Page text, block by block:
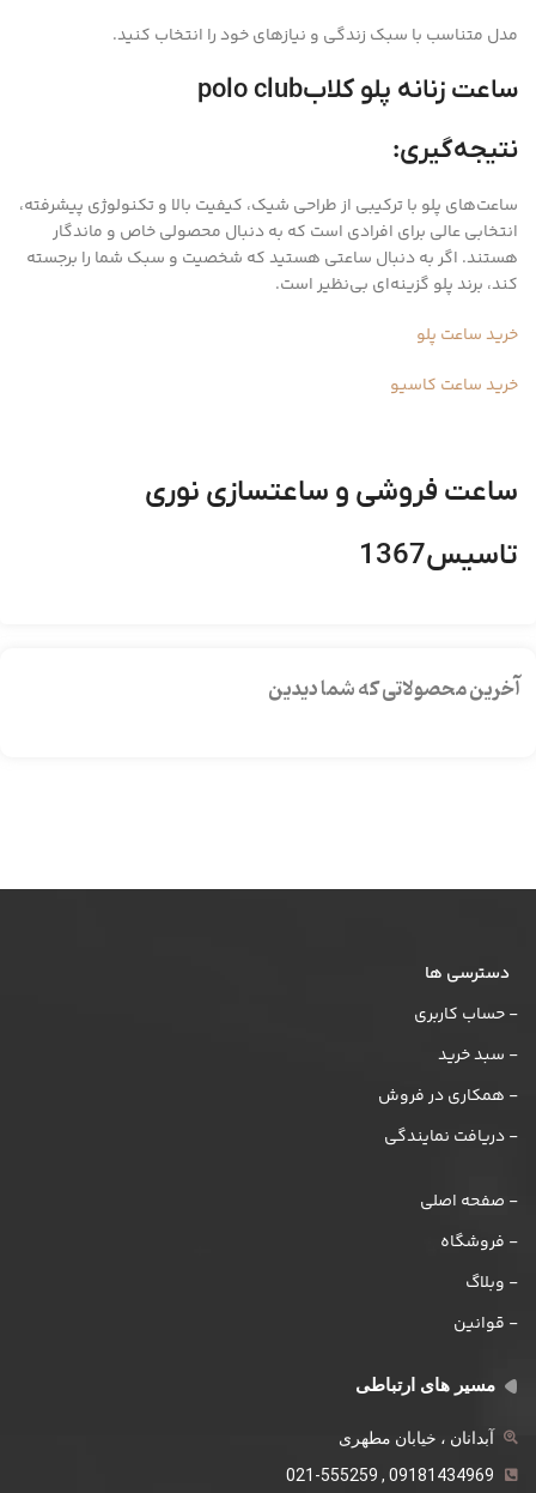
مدل متناسب با سبک زندگی و نیازهای خود را انتخاب کنید.
ساعت زنانه پلو کلابpolo club
نتیجه‌گیری:
ساعت‌های پلو با ترکیبی از طراحی شیک، کیفیت بالا و تکنولوژی پیشرفته،
انتخابی عالی برای افرادی است که به دنبال محصولی خاص و ماندگار
هستند. اگر به دنبال ساعتی هستید که شخصیت و سبک شما را برجسته
کند، برند پلو گزینه‌ای بی‌نظیر است.
خرید ساعت پلو
خرید ساعت کاسیو
ساعت فروشی و ساعتسازی نوری
تاسیس1367
آخرین محصولاتی که شما دیدین
دسترسی ها
- حساب کاربری
- سبد خرید
- همکاری در فروش
- دریافت نمایندگی
- صفحه اصلی
- فروشگاه
- وبلاگ
- قوانین
مسیر های ارتباطی
آبدانان ، خیابان مطهری
09181434969 , 021-555259